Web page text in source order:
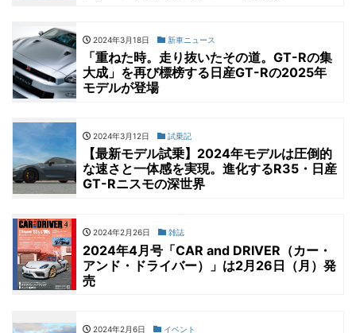
2024年3月18日 新車ニュース
「重ねた時。走り抜いたその道。GT-Rの集
大成」を再び標榜する日産GT-Rの2025年
モデルが登場
2024年3月12日 試乗記
【最新モデル試乗】2024年モデルは圧倒的
な速さと一体感を実現。進化するR35・日産
GT-Rニスモの深世界
2024年2月26日 雑誌
2024年4月号「CAR and DRIVER（カー・
アンド・ドライバー）」は2月26日（月）発
売
2024年2月6日 イベント